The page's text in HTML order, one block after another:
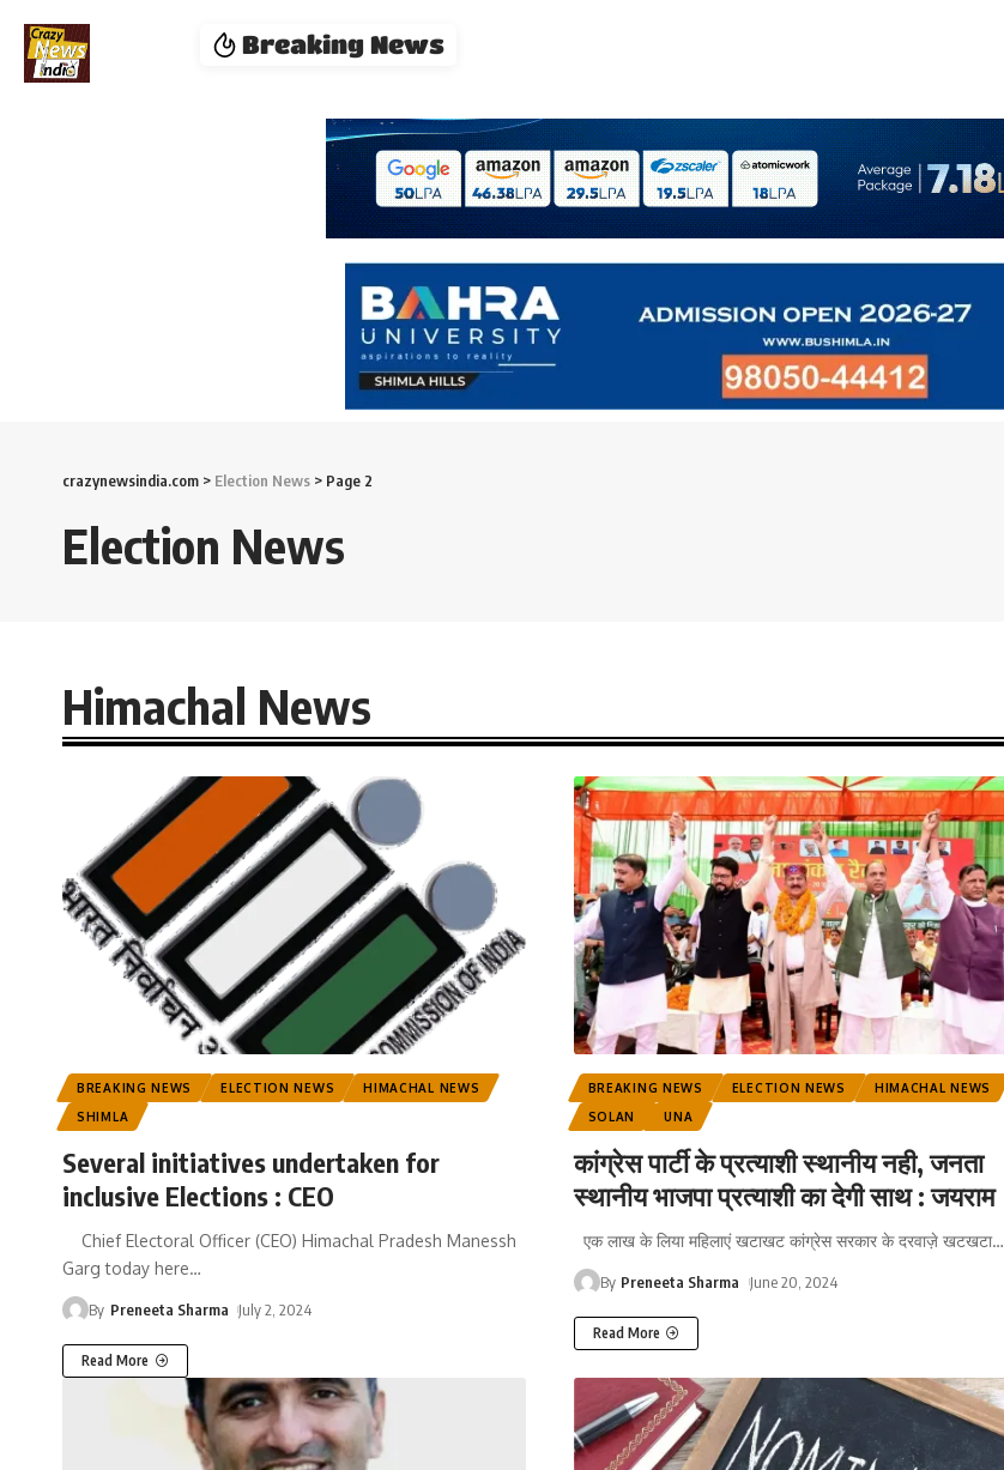
Breaking News
crazynewsindia.com > Election News > Page 2
Election News
Himachal News
BREAKING NEWS ELECTION NEWS
HIMACHAL NEWS
SHIMLA
Several initiatives undertaken for
inclusive Elections : CEO
Chief Electoral Officer (CEO) Himachal Pradesh Manessh
Garg today here…
By Preneeta Sharma July 2, 2024
Read More
BREAKING NEWS ELECTION NEWS
HIMACHAL NEWS
SOLAN
UNA
कांग्रेस पार्टी के प्रत्याशी स्थानीय नही, जनता
स्थानीय भाजपा प्रत्याशी का देगी साथ : जयराम
एक लाख के लिया महिलाएं खटाखट कांग्रेस सरकार के दरवाज़े खटखटा…
By Preneeta Sharma June 20, 2024
Read More